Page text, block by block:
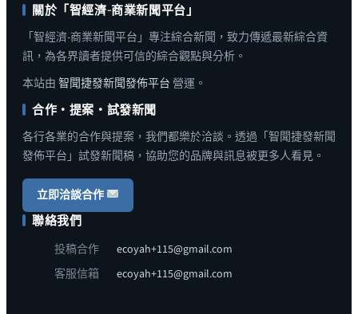
關於「智經濟-商業新聞平台」
「智經濟-商業新聞平台」專注綜合新聞，致力傳遞最新綜合資
訊，為各界讀者提供可信的綜合觀點與分析。
本站由 智聞捷發新聞發佈平台 營運。
合作・提案・試發新聞
各行各業的合作與提案，我們都樂於洽談。透過「智聞捷發新聞
發佈平台」試發新聞稿，協助您的品牌與訊息被更多人看見。
立即洽談合作
聯絡我們
投稿合作
ecoyah+115@gmail.com
客服信箱
ecoyah+115@gmail.com